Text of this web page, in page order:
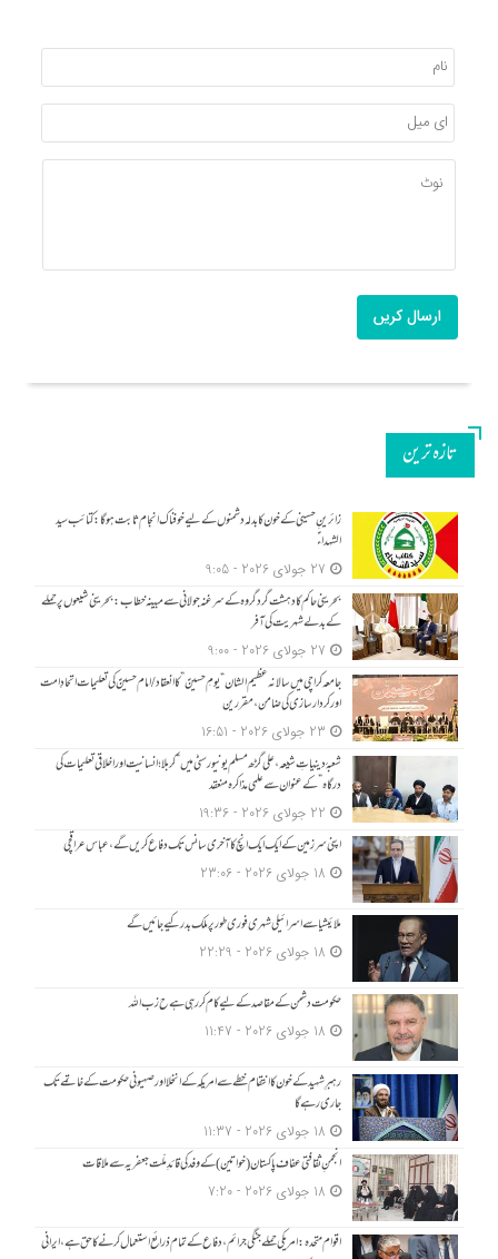
ارسال کریں
تازه ترین
زائرینِ حسینی کے خون کا بدلہ دشمنوں کے لیے خوفناک انجام ثابت ہوگا: کتائب سید
الشہداءؑ
27 جولای 2026 - 9:05
بحرینی حاکم کا دہشت گرد گروہ کے سرغنہ جولانی سے مبینہ خطاب: بحرینی شیعوں پر حملے
کے بدلے شہریت کی آفر
27 جولای 2026 - 9:00
جامعہ کراچی میں سالانہ عظیم الشان “یومِ حسینؑ” کا انعقاد/امام حسینؑ کی تعلیمات اتحادِ امت
اور کردار سازی کی ضامن، مقررین
23 جولای 2026 - 16:51
شعبۂ دینیاتِ شیعہ، علی گڑھ مسلم یونیورسٹی میں “کربلا؛ انسانیت اور اخلاقی تعلیمات کی
درگاہ” کے عنوان سے علمی مذاکرہ منعقد
22 جولای 2026 - 19:36
اپنی سرزمین کے ایک ایک انچ کا آخری سانس تک دفاع کریں گے، عباس عراقچی
18 جولای 2026 - 23:06
ملائیشیا سے اسرائیلی شہری فوری طور پر ملک بدر کیے جائیں گے
18 جولای 2026 - 22:29
حکومت دشمن کے مقاصد کے لیے کام کر رہی ہے ح زب ا للہ
18 جولای 2026 - 11:47
رہبرِ شہید کے خون کا انتقام خطے سے امریکہ کے انخلا اور صہیونی حکومت کے خاتمے تک
جاری رہے گا
18 جولای 2026 - 11:37
انجمنِ ثقافتی عفاف پاکستان (خواتین) کے وفد کی قائدِ ملّت جعفریہ سے ملاقات
18 جولای 2026 - 7:20
اقوام متحدہ: امریکی حملے جنگی جرائم، دفاع کے تمام ذرائع استعمال کرنے کا حق ہے، ایرانی